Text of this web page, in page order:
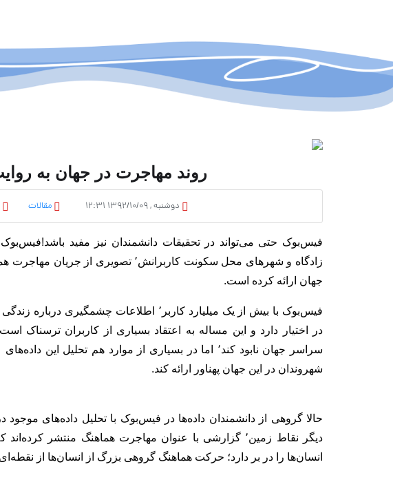
روند مهاجرت در جهان به
دوشنبه , ۱۳۹۲/۱۰/۰۹ ۱۲:۳۱ مقالات
فیس‌بوک حتی می‌تواند در تحقیقات دانشمندان نیز مفید باشد!فیس‌بوک
زادگاه و شهرهای محل سکونت کاربرانش٬
جهان ارائه کرده است.
فیس‌بوک با بیش از یک میلیارد کاربر٬ اطلاعات
در اختیار دارد و این مساله به اعتقاد بسیاری از کاربران ترسناک
سراسر جهان نابود کند٬ اما در بسیاری از موارد هم تحلیل
شهروندان در این جهان پهناور ارائه کند.
حالا گروهی از دانشمندان داده‌ها در فیس‌بوک با تحلیل داده‌های موجود
دیگر نقاط زمین٬ گزارشی با عنوان مهاجرت هماهنگ منتشر
انسان‌ها را در بر دارد؛ حرکت هماهنگ گروهی بزرگ از انسان‌ها از